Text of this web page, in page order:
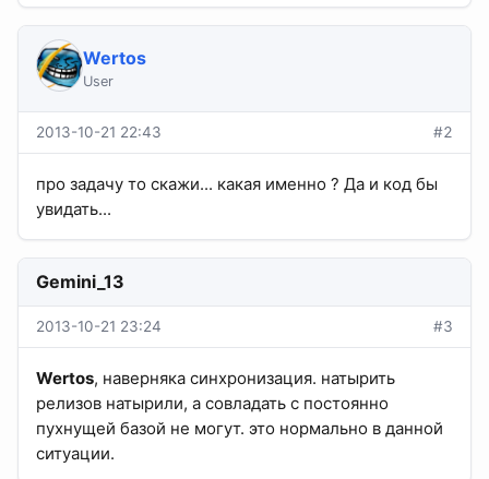
Wertos
User
2013-10-21 22:43 #2
про задачу то скажи... какая именно ? Да и код бы
увидать...
Gemini_13
2013-10-21 23:24 #3
Wertos, наверняка синхронизация. натырить
релизов натырили, а совладать с постоянно
пухнущей базой не могут. это нормально в данной
ситуации.